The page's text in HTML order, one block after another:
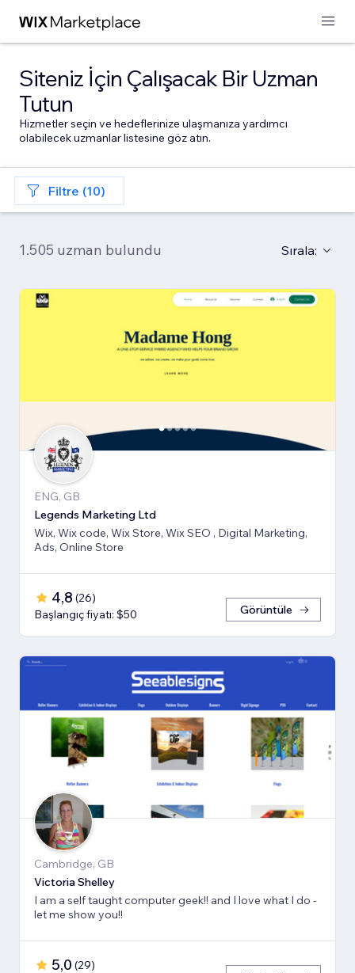
Siteniz İçin Çalışacak Bir Uzman
Tutun
Hizmetler seçin ve hedeflerinize ulaşmanıza yardımcı
olabilecek uzmanlar listesine göz atın.
Filtre (10)
1.505 uzman bulundu Sırala:
ENG, GB
Legends Marketing Ltd
Wix, Wix code, Wix Store, Wix SEO , Digital Marketing,
Ads, Online Store
4,8 (26)
Başlangıç fiyatı: $50
Görüntüle
Cambridge, GB
Victoria Shelley
I am a self taught computer geek!! and I love what I do -
let me show you!!
5,0 (29)